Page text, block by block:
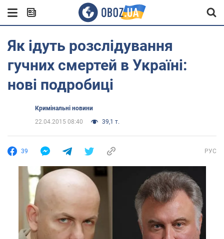
Як ідуть розслідування
гучних смертей в Україні:
нові подробиці
Кримінальні новини
22.04.2015 08:40
39,1 т.
39 РУС